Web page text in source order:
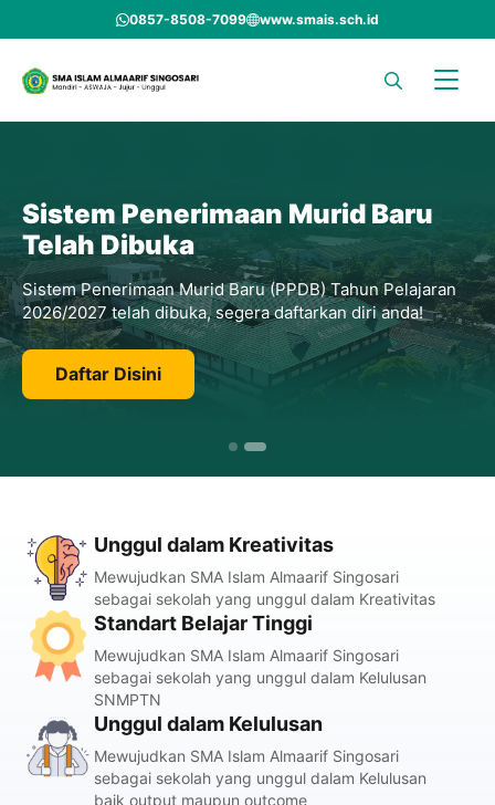
to
content
0857-8508-7099 www.smais.sch.id
Sistem Penerimaan Murid Baru
Telah Dibuka
Sistem Penerimaan Murid Baru (PPDB) Tahun Pelajaran
2026/2027 telah dibuka, segera daftarkan diri anda!
Daftar Disini
Unggul dalam Kreativitas
Mewujudkan SMA Islam Almaarif Singosari
sebagai sekolah yang unggul dalam Kreativitas
Standart Belajar Tinggi
Mewujudkan SMA Islam Almaarif Singosari
sebagai sekolah yang unggul dalam Kelulusan
SNMPTN
Unggul dalam Kelulusan
Mewujudkan SMA Islam Almaarif Singosari
sebagai sekolah yang unggul dalam Kelulusan
baik output maupun outcome